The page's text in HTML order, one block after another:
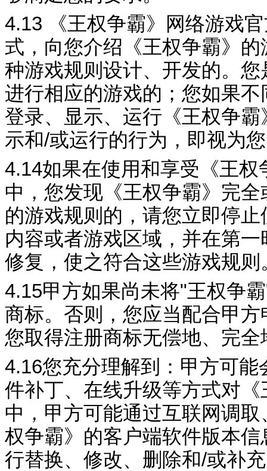
4.13
《王权争霸》网络游戏
式，向您介绍《王权争霸》的
种游戏规则设计、开发的。
进行相应的游戏的；您如果
登录、显示、运行《王权争霸
示和/或运行的行为，即视为
4.14如果在使用和享受《王权
中，您发现《王权争霸》完
的游戏规则的，请您立即停
内容或者游戏区域，并在第
修复，使之符合这些游戏规则
4.15甲方如果尚未将"王权争霸
商标。否则，您应当配合甲
您取得注册商标无偿地、完
4.16您充分理解到：甲方可
件补丁、在线升级等方式对《
中，甲方可能通过互联网调
权争霸》的客户端软件版本
行替换、修改、删除和/或补